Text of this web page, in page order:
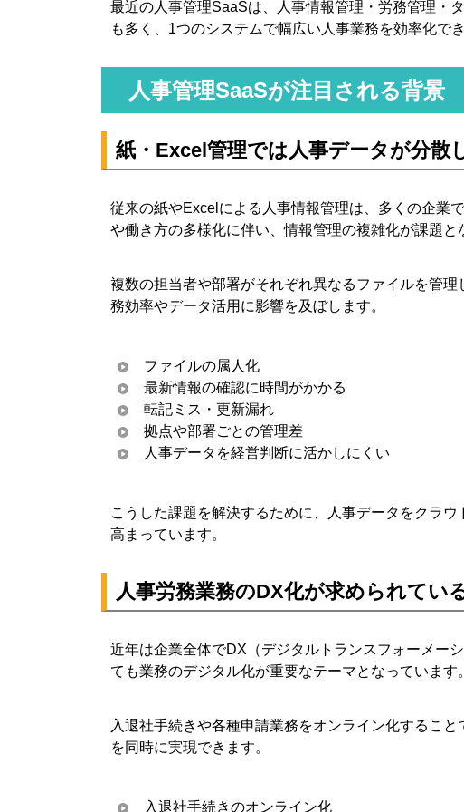
最近の人事管理SaaSは、人事情報管理・労務管理・
も多く、1つのシステムで幅広い人事業務を効率化で
人事管理SaaSが注目される背景
紙・Excel管理では人事データが分散
従来の紙やExcelによる人事情報管理は、多くの企業
や働き方の多様化に伴い、情報管理の複雑化が課題と
複数の担当者や部署がそれぞれ異なるファイルを管
務効率やデータ活用に影響を及ぼします。
ファイルの属人化
最新情報の確認に時間がかかる
転記ミス・更新漏れ
拠点や部署ごとの管理差
人事データを経営判断に活かしにくい
こうした課題を解決するために、人事データをクラ
高まっています。
人事労務業務のDX化が求められてい
近年は企業全体でDX（デジタルトランスフォーメー
ても業務のデジタル化が重要なテーマとなっています。
入退社手続きや各種申請業務をオンライン化するこ
を同時に実現できます。
入退社手続きのオンライン化